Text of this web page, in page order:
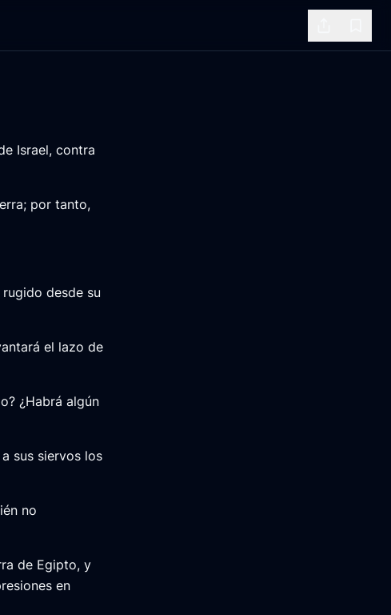
Israel, contra
por tanto,
desde su
el lazo de
¿Habrá algún
sus siervos los
no
de Egipto, y
en